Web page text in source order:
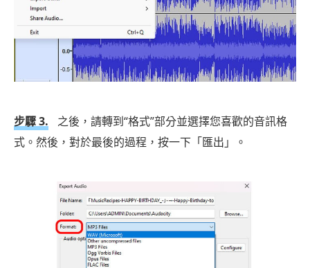
步驟 3.
之後，請轉到“格式”部分並選擇您喜歡的音訊格
式。然後，對於最後的過程，按一下「匯出」。